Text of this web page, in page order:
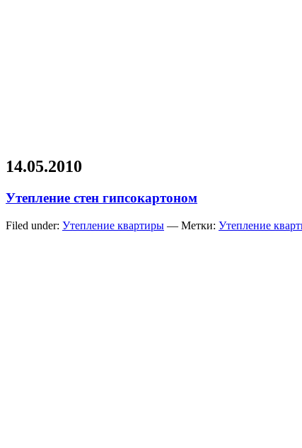
14.05.2010
Утепление стен гипсокартоном
Filed under: Утепление квартиры — Метки: Утепление